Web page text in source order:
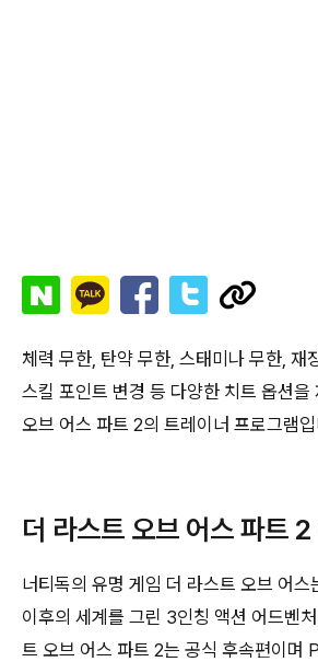
체력 무한, 탄약 무한, 스태미나 무한, 재
스킬 포인트 변경 등 다양한 치트 옵션을
오브 어스 파트 2의 트레이너 프로그램
더 라스트 오브 어스 파트
너티독의 유명 게임 더 라스트 오브 어스
이후의 세계를 그린 3인칭 액션 어드벤
트 오브 어스 파트 2는 공식 후속편이며